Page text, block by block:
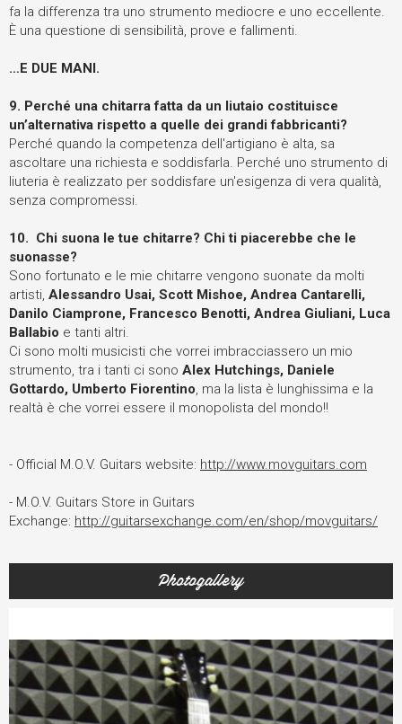
fa la differenza tra uno strumento mediocre e uno eccellente.
È una questione di sensibilità, prove e fallimenti.
…E DUE MANI.
9. Perché una chitarra fatta da un liutaio costituisce
un’alternativa rispetto a quelle dei grandi fabbricanti?
Perché quando la competenza dell'artigiano è alta, sa
ascoltare una richiesta e soddisfarla. Perché uno strumento di
liuteria è realizzato per soddisfare un'esigenza di vera qualità,
senza compromessi.
10. Chi suona le tue chitarre? Chi ti piacerebbe che le
suonasse?
Sono fortunato e le mie chitarre vengono suonate da molti
artisti, Alessandro Usai, Scott Mishoe, Andrea Cantarelli,
Danilo Ciamprone, Francesco Benotti, Andrea Giuliani, Luca
Ballabio e tanti altri.
Ci sono molti musicisti che vorrei imbracciassero un mio
strumento, tra i tanti ci sono Alex Hutchings, Daniele
Gottardo, Umberto Fiorentino , ma la lista è lunghissima e la
realtà è che vorrei essere il monopolista del mondo!!
- Official M.O.V. Guitars website: http://www.movguitars.com
- M.O.V. Guitars Store in Guitars
Exchange: http://guitarsexchange.com/en/shop/movguitars/
Photogallery